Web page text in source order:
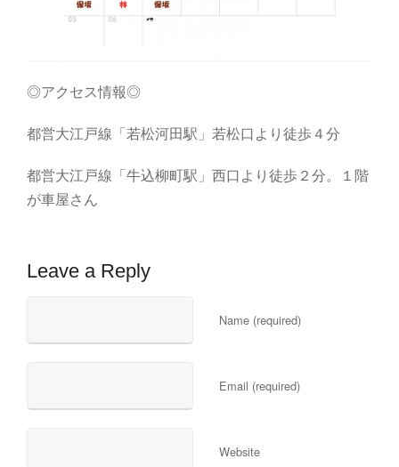
◎アクセス情報◎
都営大江戸線「若松河田駅」若松口より徒歩４分
都営大江戸線「牛込柳町駅」西口より徒歩２分。１階
が車屋さん
Leave a Reply
Name (required)
Email (required)
Website